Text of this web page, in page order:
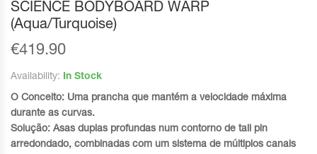
SCIENCE BODYBOARD WARP
(Aqua/Turquoise)
€419.90
Availability: In Stock
O Conceito: Uma prancha que mantém a velocidade máxima
durante as curvas.
Solução: Asas duplas profundas num contorno de tail pin
arredondado, combinadas com um sistema de múltiplos canais